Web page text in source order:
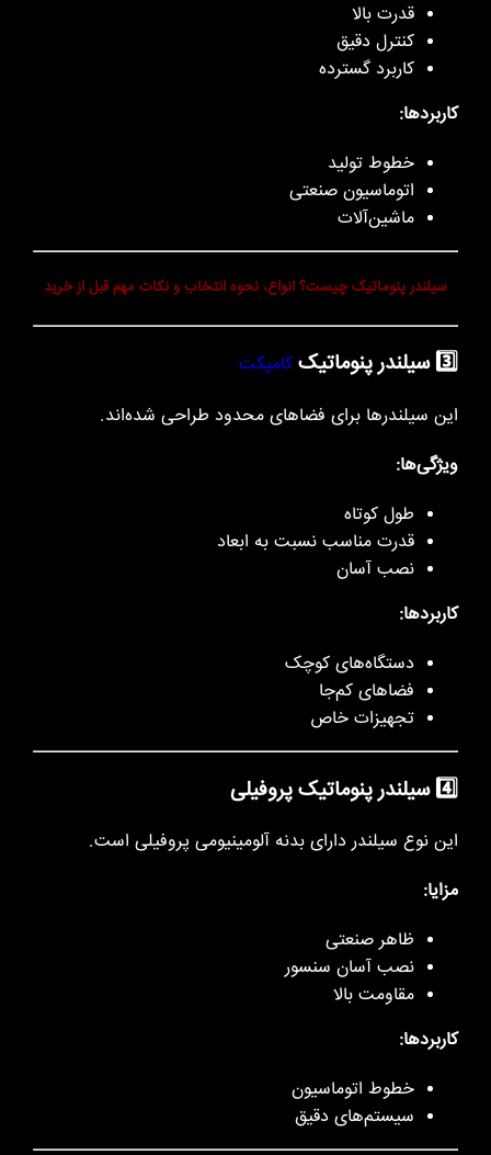
قدرت بالا
کنترل دقیق
کاربرد گسترده
کاربردها:
خطوط تولید
اتوماسیون صنعتی
ماشین‌آلات
سیلندر پنوماتیک چیست؟ انواع، نحوه انتخاب و نکات مهم قبل از خرید
3️⃣ سیلندر پنوماتیک
کامپکت
این سیلندرها برای فضاهای محدود طراحی شده‌اند.
ویژگی‌ها:
طول کوتاه
قدرت مناسب نسبت به ابعاد
نصب آسان
کاربردها:
دستگاه‌های کوچک
فضاهای کم‌جا
تجهیزات خاص
4️⃣ سیلندر پنوماتیک پروفیلی
این نوع سیلندر دارای بدنه آلومینیومی پروفیلی است.
مزایا:
ظاهر صنعتی
نصب آسان سنسور
مقاومت بالا
کاربردها:
خطوط اتوماسیون
سیستم‌های دقیق